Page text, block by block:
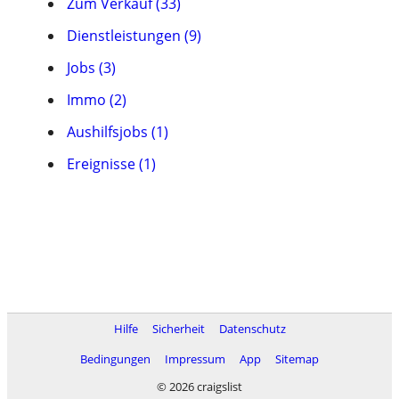
Dienstleistungen (9)
Jobs (3)
Immo (2)
Aushilfsjobs (1)
Ereignisse (1)
Hilfe Sicherheit
Datenschutz
Bedingungen
Impressum App
Sitemap
© 2026 craigslist